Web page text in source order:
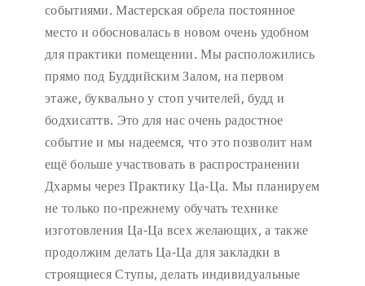
событиями. Мастерская обрела постоянное
место и обосновалась в новом очень удобном
для практики помещении. Мы расположились
прямо под Буддийским Залом, на первом
этаже, буквально у стоп учителей, будд и
бодхисаттв. Это для нас очень радостное
событие и мы надеемся, что это позволит нам
ещё больше участвовать в распространении
Дхармы через Практику Ца-Ца. Мы планируем
не только по-прежнему обучать технике
изготовления Ца-Ца всех желающих, а также
продолжим делать Ца-Ца для закладки в
строящиеся Ступы, делать индивидуальные